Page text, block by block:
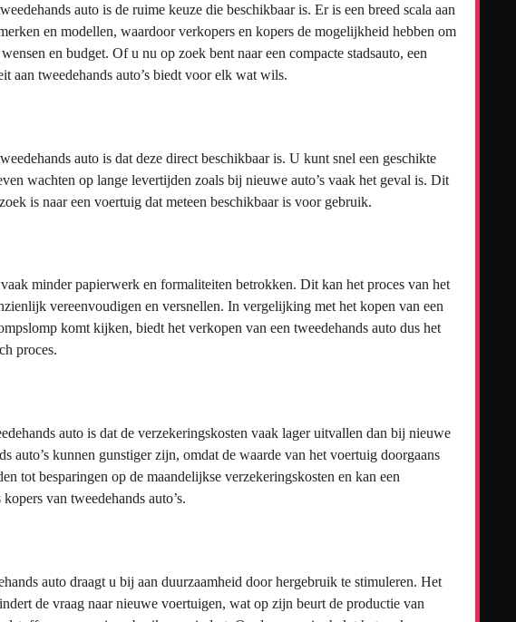
auto is de ruime keuze die beschikbaar is. Er is een breed scala aan
en modellen, waardoor verkopers en kopers de mogelijkheid hebben om
en budget. Of u nu op zoek bent naar een compacte stadsauto, een
aan tweedehands auto’s biedt voor elk wat wils.
auto is dat deze direct beschikbaar is. U kunt snel een geschikte
wachten op lange levertijden zoals bij nieuwe auto’s vaak het geval is. Dit
is naar een voertuig dat meteen beschikbaar is voor gebruik.
minder papierwerk en formaliteiten betrokken. Dit kan het proces van het
vereenvoudigen en versnellen. In vergelijking met het kopen van een
komt kijken, biedt het verkopen van een tweedehands auto dus het
proces.
auto is dat de verzekeringskosten vaak lager uitvallen dan bij nieuwe
auto’s kunnen gunstiger zijn, omdat de waarde van het voertuig doorgaans
tot besparingen op de maandelijkse verzekeringskosten en kan een
van tweedehands auto’s.
auto draagt u bij aan duurzaamheid door hergebruik te stimuleren. Het
de vraag naar nieuwe voertuigen, wat op zijn beurt de productie van